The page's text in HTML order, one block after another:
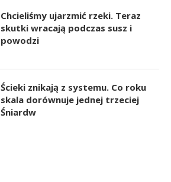
Chcieliśmy ujarzmić rzeki. Teraz
skutki wracają podczas susz i
powodzi
Ścieki znikają z systemu. Co roku
skala dorównuje jednej trzeciej
Śniardw